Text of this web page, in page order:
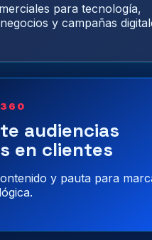
para tecnología,
y campañas
360
audiencias
en clientes
y pauta para